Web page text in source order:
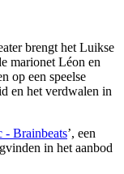
brengt het Luikse
marionet Léon en
op een speelse
en het verdwalen in
- Brainbeats’, een
in het aanbod